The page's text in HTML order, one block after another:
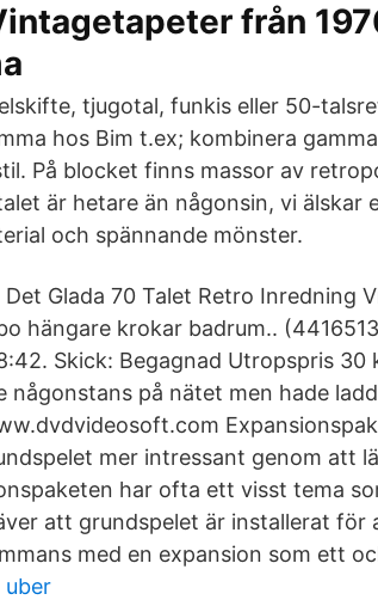
från
tjugotal, funkis eller 50-
hos Bim t.ex; kombinera
På blocket finns massor av
är hetare än någonsin, vi älskar
och spännande mönster.
Glada 70 Talet Retro Inredning
hängare krokar badrum..
Skick: Begagnad Utropspris
någonstans på nätet men hade
mer intressant genom att
har ofta ett visst tema
att grundspelet är installerat för
med en expansion som ett
uber